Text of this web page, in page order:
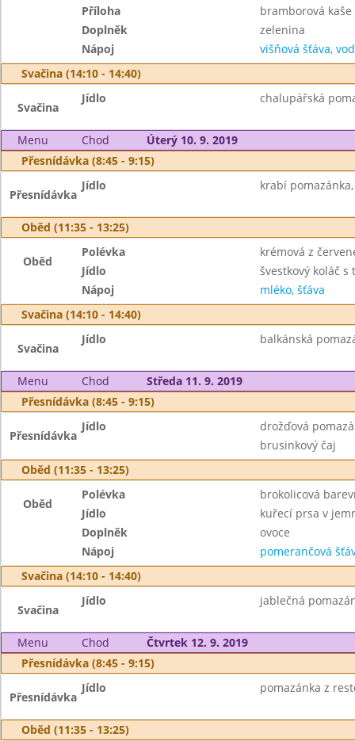
Příloha
bramborová kaše
Doplněk
zelenina
Nápoj
višňová šťáva,
Svačina (14:10 - 14:40)
Svačina
Jídlo chalupářská
Menu Chod
Úterý 10. 9. 2019
Přesnídávka (8:45 - 9:15)
Přesnídávka
Jídlo krabí
Oběd (11:35 - 13:25)
Oběd
Polévka
krémová z
Jídlo
švestkový koláč s
Nápoj
mléko, šťáva
Svačina (14:10 - 14:40)
Svačina
Jídlo balkánská
Menu Chod
Středa 11. 9. 2019
Přesnídávka (8:45 - 9:15)
Přesnídávka
Jídlo
drožďová
brusinkový čaj
Oběd (11:35 - 13:25)
Oběd
Polévka
brokolicová
Jídlo
kuřecí prsa v
Doplněk
ovoce
Nápoj
pomerančová
Svačina (14:10 - 14:40)
Svačina
Jídlo jablečná
Menu Chod
Čtvrtek 12. 9. 2019
Přesnídávka (8:45 - 9:15)
Přesnídávka
Jídlo pomazánka z
Oběd (11:35 - 13:25)